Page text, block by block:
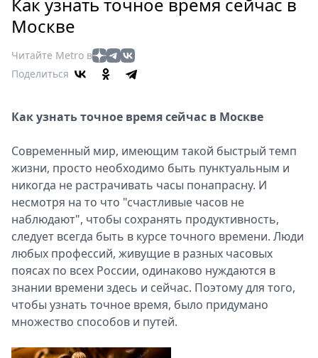
Россия
Здоровье
Еда
Мода
Кино
Афиша
Книги
Выставки
Пресс-
релизы
О
Metro
Стримы
Звезды
Москве
Читайте Metro в
Поделиться
Как узнать точное время сейчас в Москве
Современный мир, имеющим такой быстрый темп
жизни, просто необходимо быть пунктуальным и
никогда не растрачивать часы понапрасну. И
несмотря на то что "счастливые часов не
наблюдают", чтобы сохранять продуктивность,
следует всегда быть в курсе точного времени. Люди
любых профессий, живущие в разных часовых
поясах по всех России, одинаково нуждаются в
знании времени здесь и сейчас. Поэтому для того,
чтобы узнать точное время, было придумано
множество способов и путей.